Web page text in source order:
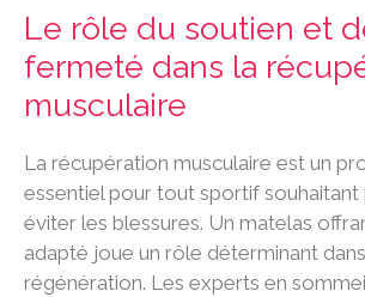
Le rôle du soutien et
fermeté dans la
musculaire
La récupération musculaire est un
essentiel pour tout sportif
éviter les blessures. Un matelas
adapté joue un rôle déterminant
régénération. Les experts en